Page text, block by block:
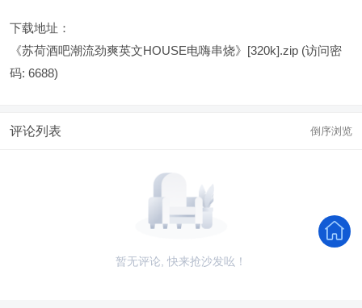
下载地址：
《苏荷酒吧潮流劲爽英文HOUSE电嗨串烧》[320k].zip (访问密
码: 6688)
评论列表 倒序浏览
暂无评论, 快来抢沙发吆！